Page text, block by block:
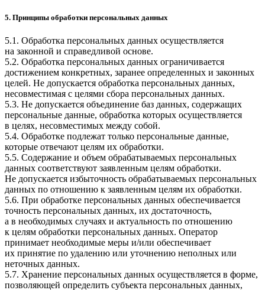
5. Принципы обработки персональных данных
5.1. Обработка персональных данных осуществляется
на законной и справедливой основе.
5.2. Обработка персональных данных ограничивается
достижением конкретных, заранее определенных и законных
целей. Не допускается обработка персональных данных,
несовместимая с целями сбора персональных данных.
5.3. Не допускается объединение баз данных, содержащих
персональные данные, обработка которых осуществляется
в целях, несовместимых между собой.
5.4. Обработке подлежат только персональные данные,
которые отвечают целям их обработки.
5.5. Содержание и объем обрабатываемых персональных
данных соответствуют заявленным целям обработки.
Не допускается избыточность обрабатываемых персональных
данных по отношению к заявленным целям их обработки.
5.6. При обработке персональных данных обеспечивается
точность персональных данных, их достаточность,
а в необходимых случаях и актуальность по отношению
к целям обработки персональных данных. Оператор
принимает необходимые меры и/или обеспечивает
их принятие по удалению или уточнению неполных или
неточных данных.
5.7. Хранение персональных данных осуществляется в форме,
позволяющей определить субъекта персональных данных,